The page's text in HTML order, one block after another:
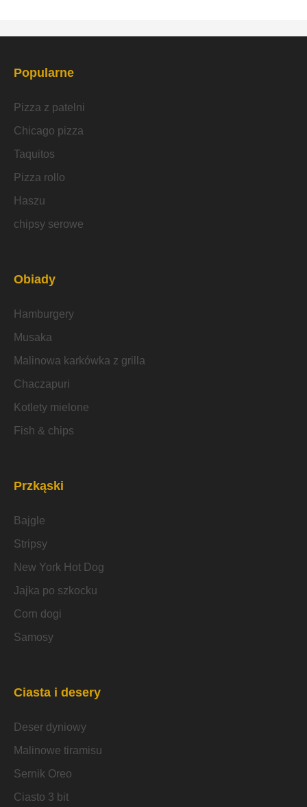
Popularne
Pizza z patelni
Chicago pizza
Taquitos
Pizza rollo
Haszu
chipsy serowe
Obiady
Hamburgery
Musaka
Malinowa karkówka z grilla
Chaczapuri
Kotlety mielone
Fish & chips
Przkąski
Bajgle
Stripsy
New York Hot Dog
Jajka po szkocku
Corn dogi
Samosy
Ciasta i desery
Deser dyniowy
Malinowe tiramisu
Sernik Oreo
Ciasto 3 bit